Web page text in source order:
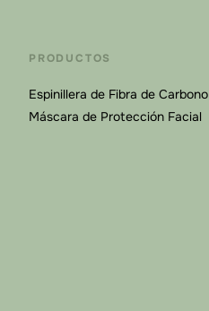
PRODUCTOS
Espinillera de Fibra de Carbono
Máscara de Protección Facial